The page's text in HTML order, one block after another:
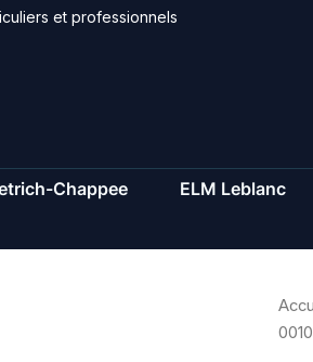
et professionnels
Chappee ELM Leblanc
de